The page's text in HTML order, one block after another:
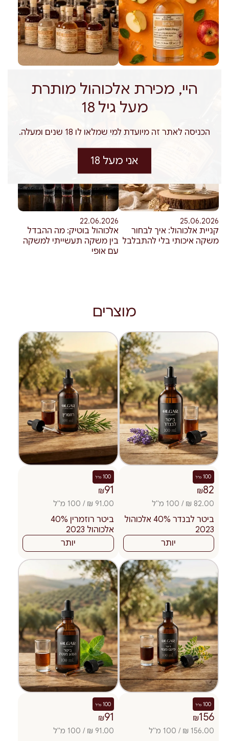
מחירי משקאות חריפים: מה
באמת משפיע על המחיר
אלכוהול אונליין: מה חשוב
לבדוק לפני שמזמינים
משקה
25.06.2026
קניית אלכוהול: איך לבחור
משקה איכותי בלי להתבלבל
22.06.2026
אלכוהול בוטיק: מה ההבדל
בין משקה תעשייתי למשקה
עם אופי
מוצרים
100 מ"ל
₪82
82.00 ₪ / 100 מ"ל
ביטר לבנדר 40% אלכוהול
2023
יותר
100 מ"ל
₪91
91.00 ₪ / 100 מ"ל
ביטר רוזמרין 40%
אלכוהול 2023
יותר
100 מ"ל
₪156
156.00 ₪ / 100 מ"ל
100 מ"ל
₪91
91.00 ₪ / 100 מ"ל
היי, מכירת אלכוהול מותרת
מעל גיל 18
הכניסה לאתר זה מיועדת למי שמלאו לו 18 שנים ומעלה.
אני מעל 18